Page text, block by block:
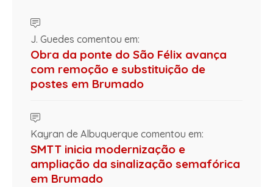
J. Guedes comentou em:
Obra da ponte do São Félix avança
com remoção e substituição de
postes em Brumado
Kayran de Albuquerque comentou em:
SMTT inicia modernização e
ampliação da sinalização semafórica
em Brumado